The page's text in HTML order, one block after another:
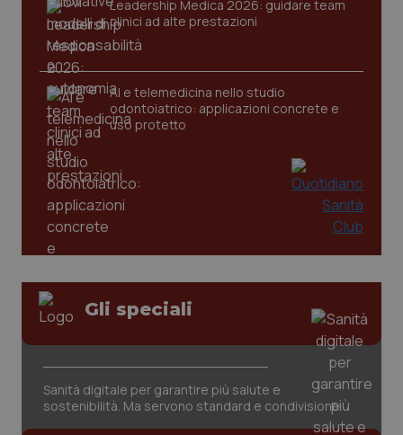
Leadership Medica 2026: guidare team
clinici ad alte prestazioni
AI e telemedicina nello studio
odontoiatrico: applicazioni concrete e
uso protetto
Gli speciali
Sanità digitale per garantire più salute e
sostenibilità. Ma servono standard e condivisione
tracking-sites-ironfish-
tracking-enable
tracking-sites-ironfish-
www.quotidianosanita.it
2
.quotidianosanita.it
mese